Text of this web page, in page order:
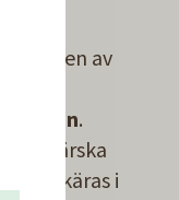
delen av
vatten.
färska
skäras i